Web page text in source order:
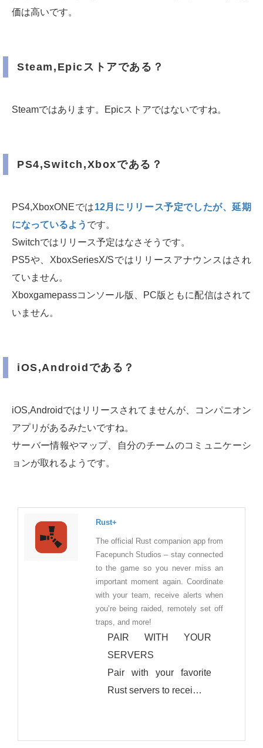
価は高いです。
Steam,Epicストアである？
Steamではあります。Epicストアではないですね。
PS4,Switch,Xboxである？
PS4,XboxONEでは12月にリリース予定でしたが、延期
になっているよう です。
Switchではリリース予定はなさそうです。
PS5や、XboxSeriesX/Sではリリースアナウンスはされ
ていません。
Xboxgamepassコンソール版、PC版ともに配信はされて
いません。
iOS,Androidである？
iOS,Androidではリリースされてませんが、コンパニオン
アプリがあるみたいですね。
サーバー情報やマップ、自分のチームのコミュニケーシ
ョンが取れるようです。
‎Rust+
‎The official Rust companion app from
Facepunch Studios – stay connected
to the game so you never miss an
important moment again. Coordinate
with your team, receive alerts when
you’re being raided, remotely set off
traps, and more!
PAIR WITH YOUR
SERVERS
Pair with your favorite
Rust servers to recei…